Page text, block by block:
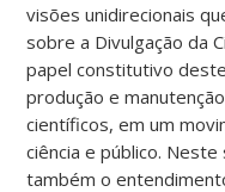
visões unidirecionais
sobre a Divulgação da
papel constitutivo
produção e
científicos, em um
ciência e público.
também o